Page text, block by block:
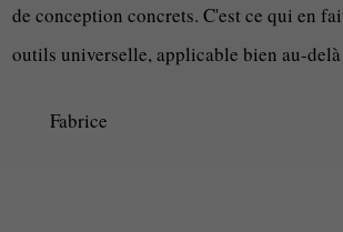
de conception concrets. C'est ce qui en
outils universelle, applicable bien au-
Fabrice